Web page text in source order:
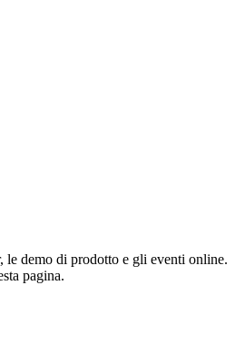
le demo di prodotto e gli eventi online.
pagina.